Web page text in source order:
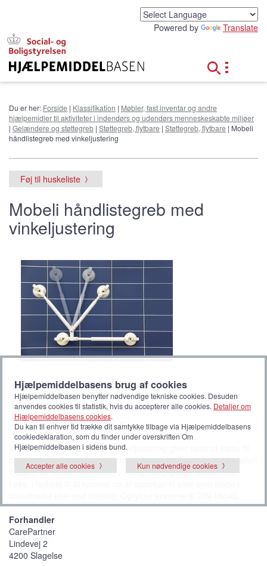
Powered by Translate
Du er her: Forside | Klassifikation | Møbler, fast inventar og andre
hjælpemidler til aktiviteter i indendørs og udendørs menneskeskabte miljøer
| Gelændere og støttegreb | Støttegreb, flytbare | Støttegreb, flytbare | Mobeli
håndlistegreb med vinkeljustering
Føj til huskeliste
Mobeli håndlistegreb med
vinkeljustering
<< >>
B
i
l
l
e
d
e
1(
V
i
s
t
b
i
l
l
)
B
i
l
l
e
d
e
2 B
i
l
l
e
3
Mobelis håndlistegreb med vinkeljustering giver optimal støtte til
barrierefri badning. Grundet den horisontale/vertikale kombination
hjælper de mobile håndlister i mange dagligdags situationer,
Forhandler
CarePartner
Lindevej 2
4200 Slagelse
Hjælpemiddelbasens brug af cookies
Hjælpemiddelbasen benytter nødvendige tekniske cookies. Desuden
anvendes cookies til statistik, hvis du accepterer alle cookies. Detaljer om
Hjælpemiddelbasens cookies.
Du kan til enhver tid trække dit samtykke tilbage via Hjælpemiddelbasens
cookiedeklaration, som du finder under overskriften Om
Hjælpemiddelbasen i sidens bund.
Accepter alle cookies
Kun nødvendige cookies